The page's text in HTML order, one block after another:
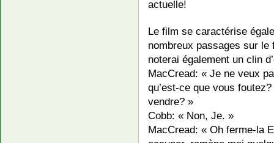
actuelle!
Le film se caractérise
nombreux passages sur
noterai également un clin
MacCread: « Je ne veux
qu’est-ce que vous
vendre? »
Cobb: « Non, Je. »
MacCread: « Oh ferme-la